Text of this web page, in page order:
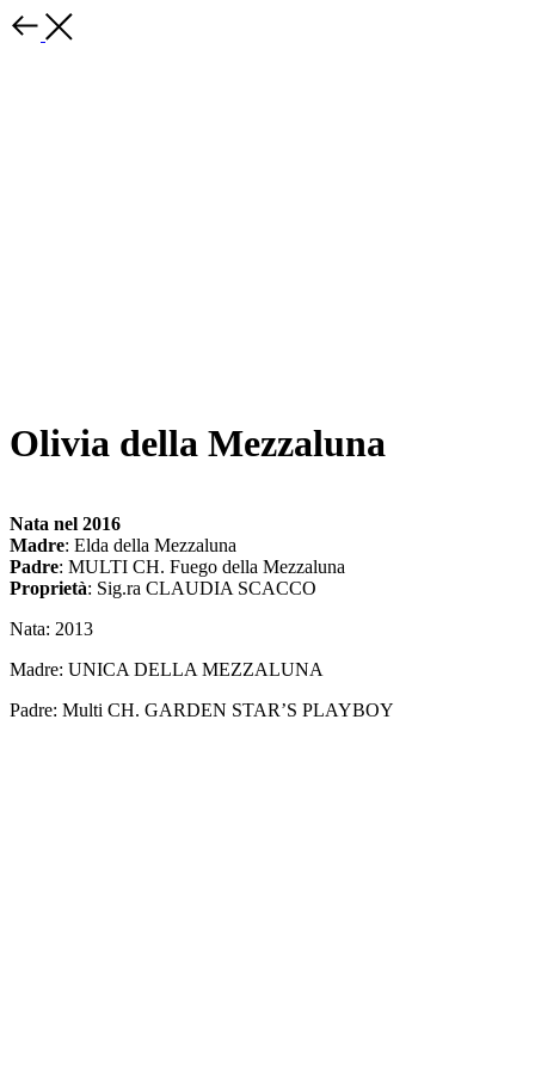
Olivia della Mezzaluna
Nata nel 2016
Madre: Elda della Mezzaluna
Padre: MULTI CH. Fuego della Mezzaluna
Proprietà: Sig.ra CLAUDIA SCACCO
Nata: 2013
Madre: UNICA DELLA MEZZALUNA
Padre: Multi CH. GARDEN STAR’S PLAYBOY